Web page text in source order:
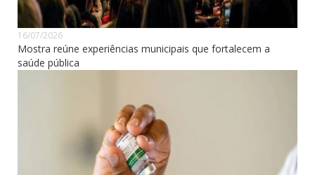
16/07/2026
Mostra reúne experiências municipais que fortalecem a
saúde pública